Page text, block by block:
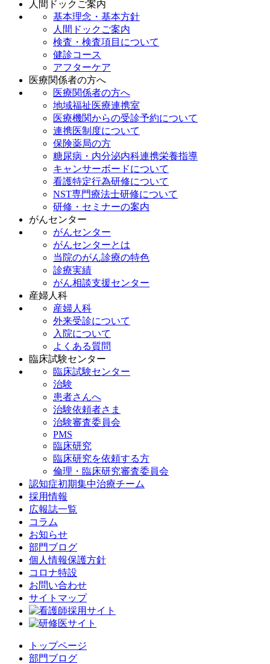
人間ドックご案内
基本理念・基本方針
人間ドックご案内
検査・検査項目について
健診コース
アフターケア
医療関係者の方へ
医療関係者の方へ
地域福祉医療連携室
医療機関からの受診予約について
連携医制度について
保険薬局の方
糖尿病・内分泌内科連携栄養指導
キャンサーボードについて
看護特定行為研修について
NST専門療法士研修について
研修・セミナーの案内
がんセンター
がんセンター
がんセンターとは
当院のがん診療の特色
診療実績
がん相談支援センター
産婦人科
産婦人科
外来受診について
入院について
よくある質問
臨床試験センター
臨床試験センター
治験
患者さんへ
治験依頼者さま
治験審査委員会
PMS
臨床研究
臨床研究を依頼する方
倫理・臨床研究審査委員会
認知症初期集中治療チーム
採用情報
広報誌一覧
コラム
お知らせ
部門ブログ
個人情報保護方針
コロナ特設
お問い合わせ
サイトマップ
トップページ
部門ブログ